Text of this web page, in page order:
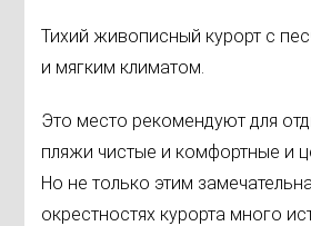
Тихий живописный курорт с
и мягким климатом.
Это место рекомендуют для
пляжи чистые и комфортные и
Но не только этим
окрестностях курорта много